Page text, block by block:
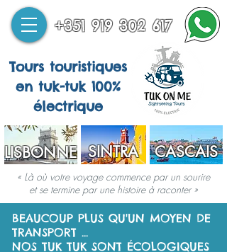
Tours touristiques
en tuk-tuk 100%
électrique
LISBONNE SINTRA CASCAIS
« Là où votre voyage commence par un sourire
et se termine par une histoire à raconter »
+351 919 302 617
BEAUCOUP PLUS QU'UN MOYEN DE
TRANSPORT ...
NOS TUK TUK SONT ÉCOLOGIQUES